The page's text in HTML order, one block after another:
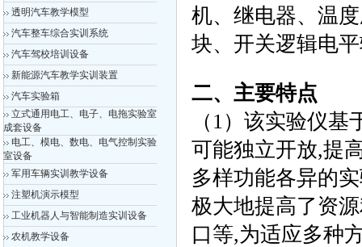
透明汽车教学模型
汽车整车综合实训系统
汽车驾校培训设备
新能源汽车教学实训装置
汽车实验箱
立式通用电工、电子、电拖实验室
成套设备
电工、模电、数电、电气控制实验
室设备
军用车辆实训教学设备
注塑机演示模型
工业机器人与智能制造实训设备
农机教学设备
机、继电器、温
块、开关逻辑电
二、主要特点
（1）该实验仪
可能独立开放,提
多样功能各异的
极大地提高了资
口等,为适应多种